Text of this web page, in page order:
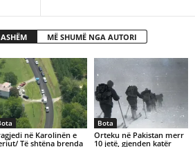
MË SHUMË NGA AUTORI
në Karolinën e
Të shtëna brenda
Bota
Orteku në Pakistan merr
10 jetë, gjenden katër